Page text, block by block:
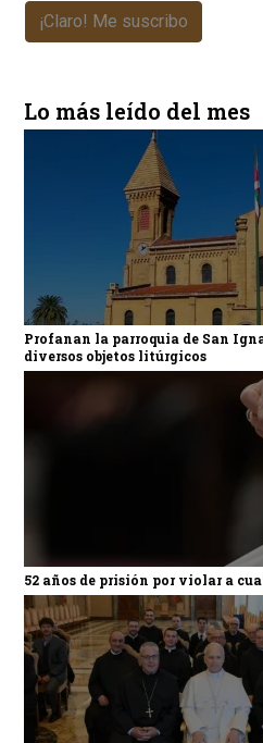
¡Claro! Me suscribo
Lo más leído del mes
Profanan la parroquia de San
diversos objetos litúrgicos
52 años de prisión por violar a